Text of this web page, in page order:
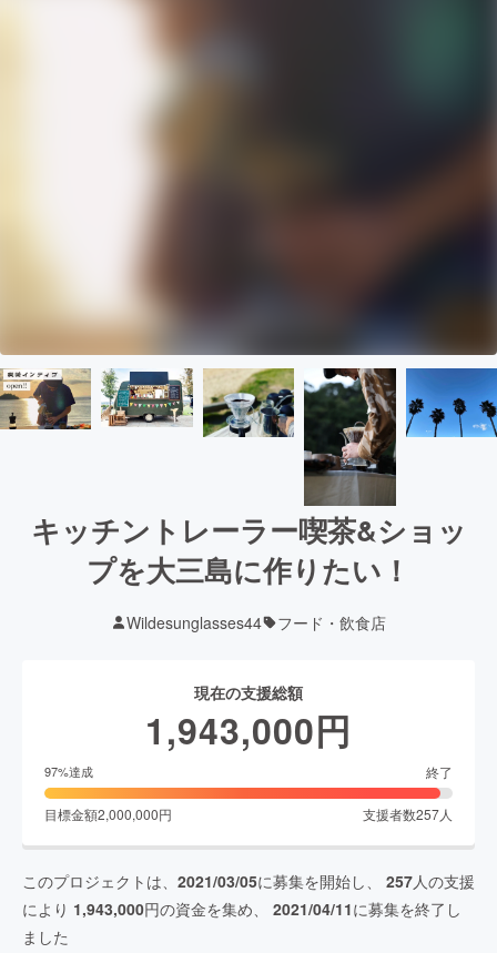
キッチントレーラー喫茶&ショッ
プを大三島に作りたい！
Wildesunglasses44 フード・飲食店
現在の支援総額
1,943,000円
97%達成 終了
目標金額2,000,000円 支援者数257人
このプロジェクトは、 2021/03/05に募集を開始し、 257人の支援
により 1,943,000円の資金を集め、 2021/04/11に募集を終了し
ました